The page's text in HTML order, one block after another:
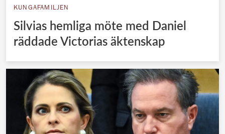
KUNGAFAMILJEN
Silvias hemliga möte med Daniel
räddade Victorias äktenskap